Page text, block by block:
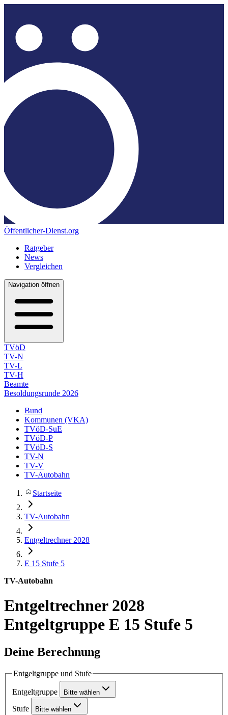
Öffentlicher-Dienst.org
Ratgeber
News
Vergleichen
Navigation öffnen
TVöD
TV-N
TV-L
TV-H
Beamte
Besoldungsrunde 2026
Bund
Kommunen (VKA)
TVöD-SuE
TVöD-P
TVöD-S
TV-N
TV-V
TV-Autobahn
Startseite
TV-Autobahn
Entgeltrechner 2028
E 15 Stufe 5
TV-Autobahn
Entgeltrechner 2028
Entgeltgruppe E 15 Stufe 5
Deine Berechnung
Entgeltgruppe und Stufe
Entgeltgruppe Bitte wählen
Stufe Bitte wählen